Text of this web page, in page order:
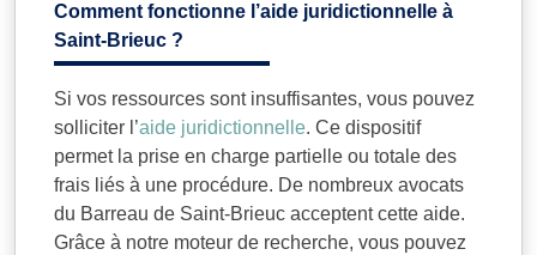
Comment fonctionne l’aide juridictionnelle à
Saint-Brieuc ?
Si vos ressources sont insuffisantes, vous pouvez
solliciter l’aide juridictionnelle. Ce dispositif
permet la prise en charge partielle ou totale des
frais liés à une procédure. De nombreux avocats
du Barreau de Saint-Brieuc acceptent cette aide.
Grâce à notre moteur de recherche, vous pouvez